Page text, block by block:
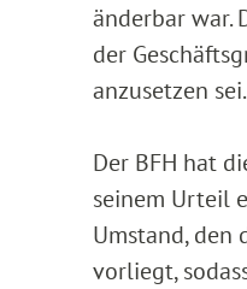
änderbar war.
der
anzusetzen
Der BFH hat
seinem Urteil
Umstand, den
vorliegt,